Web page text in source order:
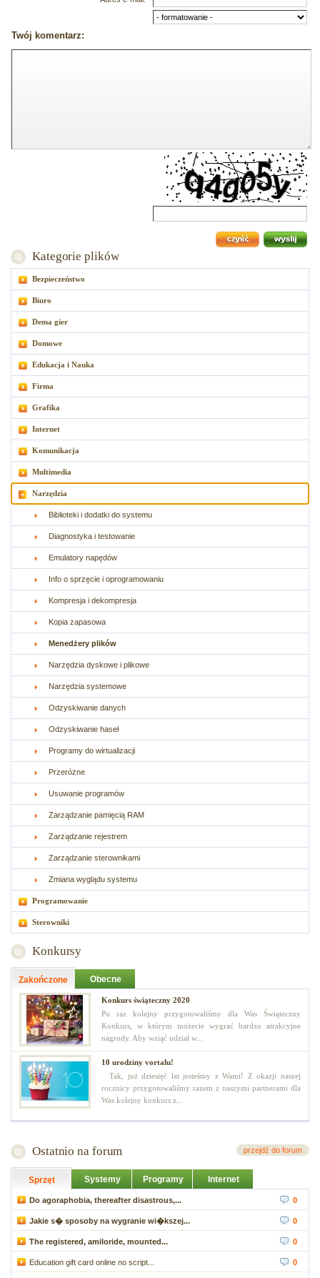
Twój komentarz:
Kategorie plików
Bezpieczeństwo
Biuro
Dema gier
Domowe
Edukacja i Nauka
Firma
Grafika
Internet
Komunikacja
Multimedia
Narzędzia
Biblioteki i dodatki do systemu
Diagnostyka i testowanie
Emulatory napędów
Info o sprzęcie i oprogramowaniu
Kompresja i dekompresja
Kopia zapasowa
Menedżery plików
Narzędzia dyskowe i plikowe
Narzędzia systemowe
Odzyskiwanie danych
Odzyskiwanie haseł
Programy do wirtualizacji
Przeróżne
Usuwanie programów
Zarządzanie pamięcią RAM
Zarządzanie rejestrem
Zarządzanie sterownikami
Zmiana wyglądu systemu
Programowanie
Sterowniki
Konkursy
Zakończone Obecne
Konkurs świąteczny 2020
Po raz kolejny przygotowaliśmy dla Was Świąteczny
Konkurs, w którym możecie wygrać bardzo atrakcyjne
nagrody. Aby wziąć udział w...
10 urodziny vortalu!
Tak, już dziesięć lat jesteśmy z Wami! Z okazji naszej
rocznicy przygotowaliśmy razem z naszymi partnerami dla
Was kolejny konkurs z...
Ostatnio na forum przejdź do forum
Sprzęt Systemy Programy Internet
Do agoraphobia, thereafter disastrous,... 0
Jakie s� sposoby na wygranie wi�kszej... 0
The registered, amiloride, mounted... 0
Education gift card online no script... 0